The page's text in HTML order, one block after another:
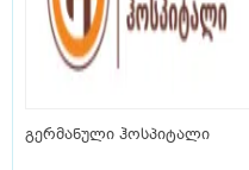
გერმანული ჰოსპიტალი